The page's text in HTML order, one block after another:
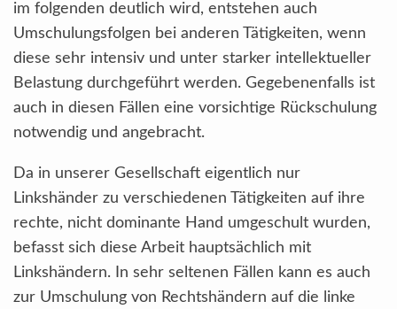
im folgenden deutlich wird, entstehen auch
Umschulungsfolgen bei anderen Tätigkeiten, wenn
diese sehr intensiv und unter starker intellektueller
Belastung durchgeführt werden. Gegebenenfalls ist
auch in diesen Fällen eine vorsichtige Rückschulung
notwendig und angebracht.
Da in unserer Gesellschaft eigentlich nur
Linkshänder zu verschiedenen Tätigkeiten auf ihre
rechte, nicht dominante Hand umgeschult wurden,
befasst sich diese Arbeit hauptsächlich mit
Linkshändern. In sehr seltenen Fällen kann es auch
zur Umschulung von Rechtshändern auf die linke